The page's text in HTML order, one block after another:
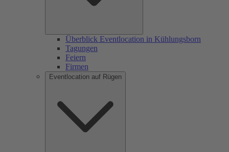
Überblick Eventlocation in Kühlungsborn
Tagungen
Feiern
Firmen
Eventlocation auf Rügen